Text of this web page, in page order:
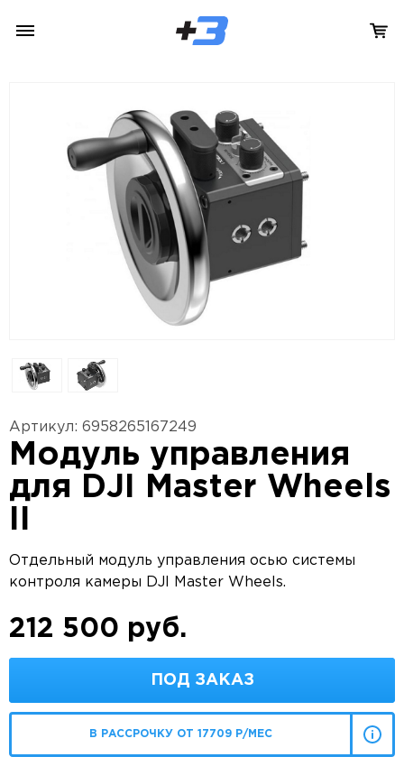
Артикул: 6958265167249
Модуль управления
для DJI Master Wheels
Отдельный модуль управления осью системы
контроля камеры DJI Master Wheels.
212 500 руб.
ПОД ЗАКАЗ
В РАССРОЧКУ ОТ 17709 Р/МЕС